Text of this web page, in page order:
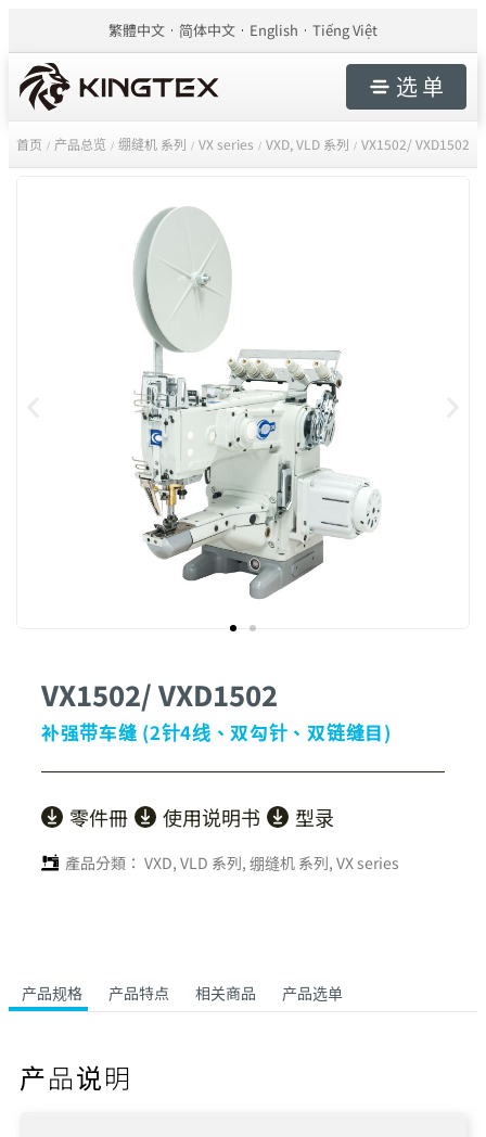
繁體中文 简体中文 English Tiếng Việt
选 单
首页 / 产品总览 / 绷缝机 系列 / VX series / VXD, VLD 系列 / VX1502/ VXD1502
VX1502/ VXD1502
补强带车缝 (2针4线、双勾针、双链缝目)
零件冊 使用说明书 型录
產品分類： VXD, VLD 系列, 绷缝机 系列, VX series
产品规格 产品特点 相关商品 产品选单
产品说明